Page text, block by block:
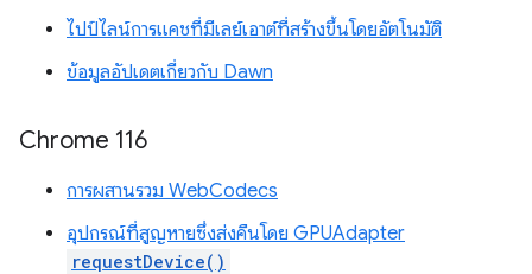
ไปป์ไลน์การแคชที่มีเลย์เอาต์ที่สร้างขึ้นโดยอัตโนมัติ
ข้อมูลอัปเดตเกี่ยวกับ Dawn
Chrome 116
การผสานรวม WebCodecs
อุปกรณ์ที่สูญหายซึ่งส่งคืนโดย GPUAdapter
requestDevice()